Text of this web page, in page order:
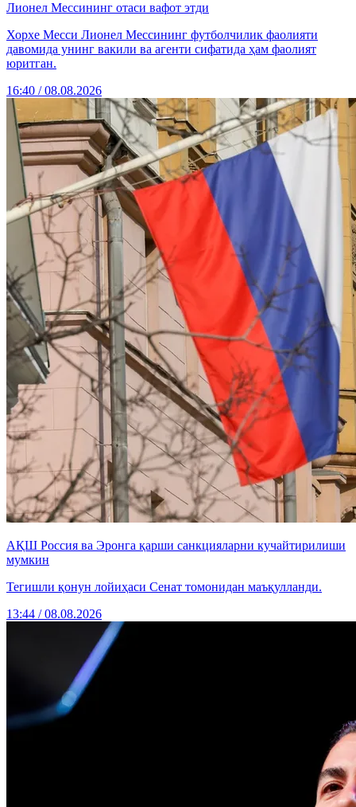
Лионел Мессининг отаси вафот этди
Хорхе Месси Лионел Мессининг футболчилик фаолияти
давомида унинг вакили ва агенти сифатида ҳам фаолият
юритган.
16:40 / 08.08.2026
АҚШ Россия ва Эронга қарши санкцияларни кучайтирилиши
мумкин
Тегишли қонун лойиҳаси Сенат томонидан маъқулланди.
13:44 / 08.08.2026